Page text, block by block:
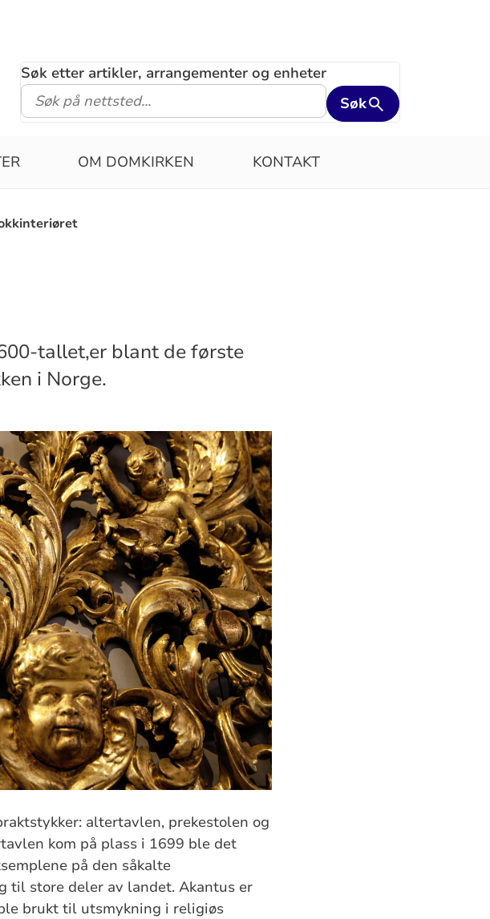
Søk etter artikler, arrangementer og enheter
Søk
OM DOMKIRKEN KONTAKT
tallet,er blant de første
i Norge.
altertavlen, prekestolen og
kom på plass i 1699 ble det
på den såkalte
til store deler av landet. Akantus er
brukt til utsmykning i religiøs